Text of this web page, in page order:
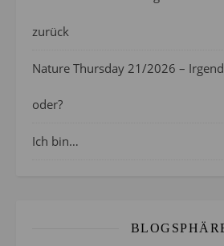
zurück
Nature Thursday 21/2026 –
oder?
Ich bin…